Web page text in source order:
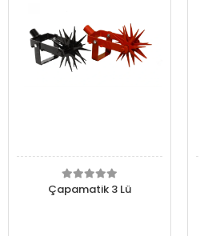
Çapamatik 3 Lü